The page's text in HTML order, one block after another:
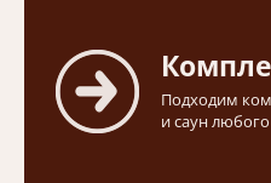
Подходим
и саун